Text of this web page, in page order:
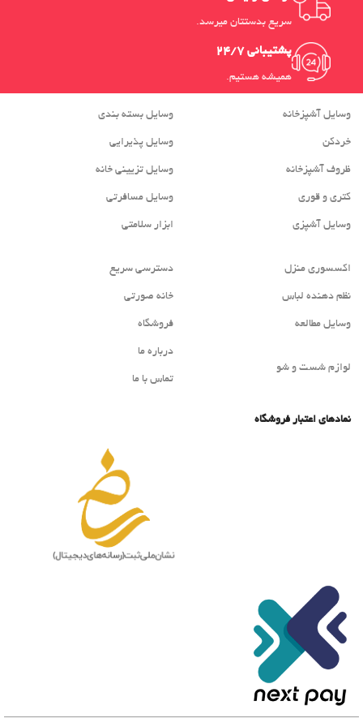
سریع بدستتان میرسد.
پشتیبانی 24/7
همیشه هستیم.
وسایل آشپزخانه
خردکن
ظروف آشپزخانه
کتری و قوری
وسایل آشپزی
وسایل بسته بندی
وسایل پذیرایی
وسایل تزیینی خانه
وسایل مسافرتی
ابزار سلامتی
اکسسوری منزل
نظم دهنده لباس
وسایل مطالعه
لوازم شست و شو
دسترسی سریع
خانه صورتی
فروشگاه
درباره ما
تماس با ما
نمادهای اعتبار فروشگاه